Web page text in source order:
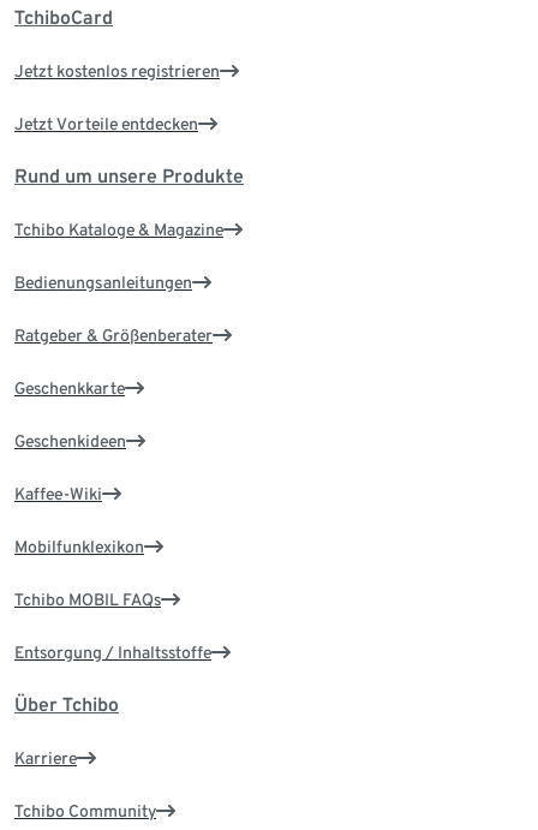
TchiboCard
Jetzt kostenlos registrieren
Jetzt Vorteile entdecken
Rund um unsere Produkte
Tchibo Kataloge & Magazine
Bedienungsanleitungen
Ratgeber & Größenberater
Geschenkkarte
Geschenkideen
Kaffee-Wiki
Mobilfunklexikon
Tchibo MOBIL FAQs
Entsorgung / Inhaltsstoffe
Über Tchibo
Karriere
Tchibo Community